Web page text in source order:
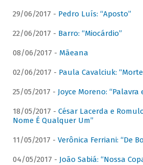
29/06/2017 - Pedro Luís: “Aposto”
22/06/2017 - Barro: “Miocárdio”
08/06/2017 - Mãeana
02/06/2017 - Paula Cavalciuk:
25/05/2017 - Joyce Moreno: “Palavra
18/05/2017 - César Lacerda e
Nome É Qualquer Um”
11/05/2017 - Verônica Ferriani: “De
04/05/2017 - João Sabiá: “Nossa